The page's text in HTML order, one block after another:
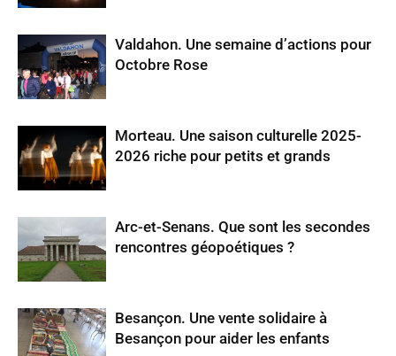
Valdahon. Une semaine d’actions pour
Octobre Rose
Morteau. Une saison culturelle 2025-
2026 riche pour petits et grands
Arc-et-Senans. Que sont les secondes
rencontres géopoétiques ?
Besançon. Une vente solidaire à
Besançon pour aider les enfants